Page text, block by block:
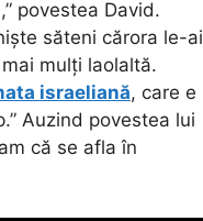
povestea David.
săteni cărora le-ai
mulți laolaltă.
israeliană, care e
Auzind povestea lui
că se afla în